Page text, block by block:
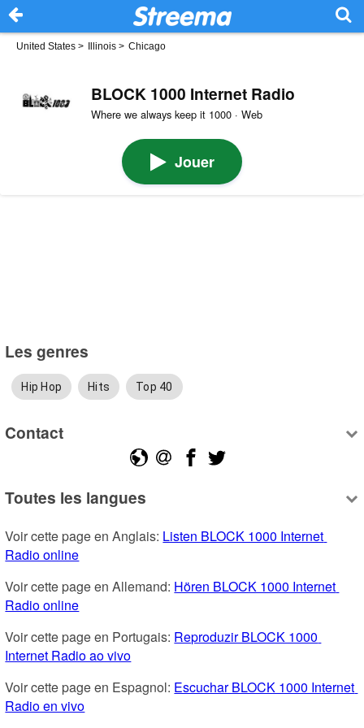
United States > Illinois > Chicago
BLOCK 1000 Internet Radio
Where we always keep it 1000 · Web
Jouer
Les genres
Hip Hop Hits Top 40
Contact
Toutes les langues
Voir cette page en Anglais: Listen BLOCK 1000 Internet
Radio online
Voir cette page en Allemand: Hören BLOCK 1000 Internet
Radio online
Voir cette page en Portugais: Reproduzir BLOCK 1000
Internet Radio ao vivo
Voir cette page en Espagnol: Escuchar BLOCK 1000 Internet
Radio en vivo